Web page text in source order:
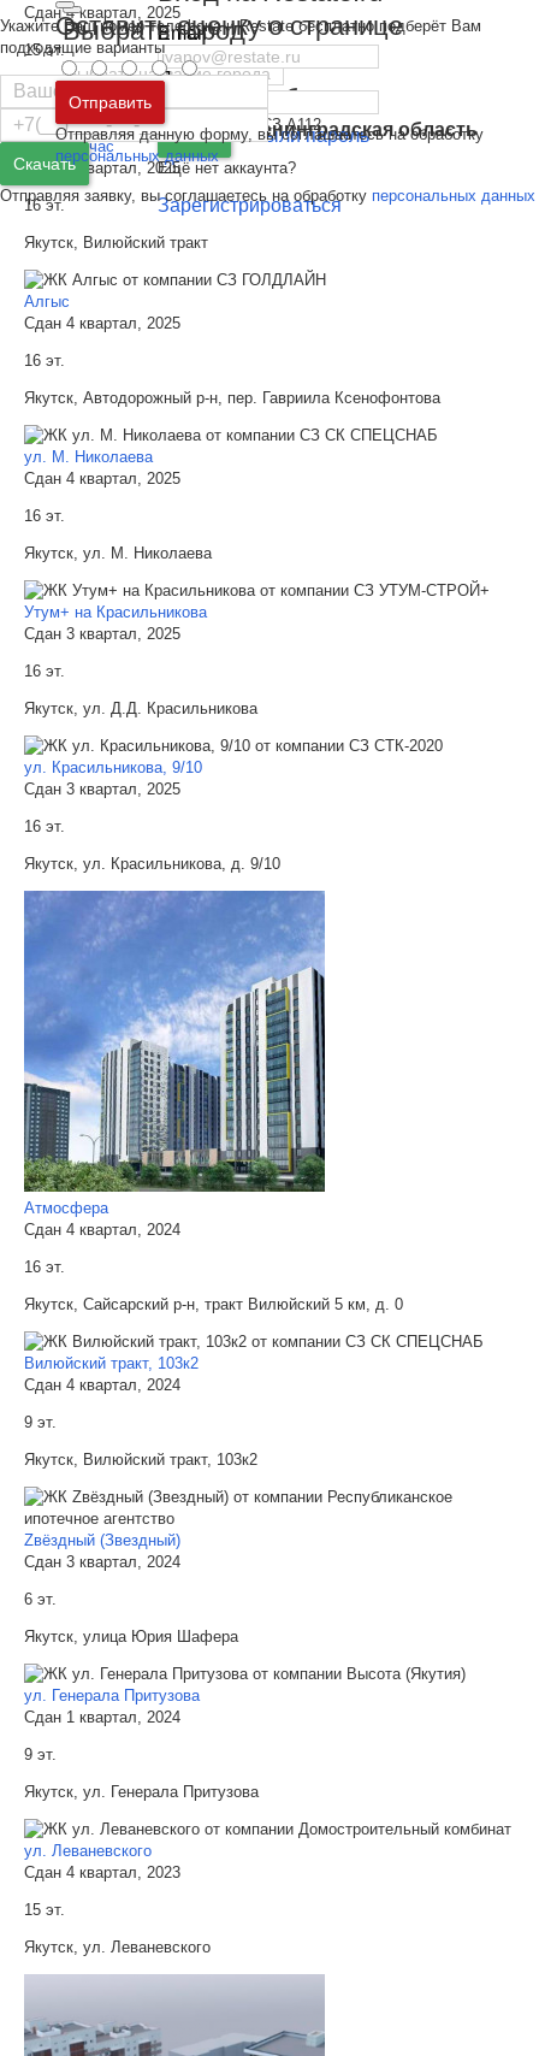
Выбрать город
Москва и
Московская область
Санкт-Петербург иЛенинградская область
Email
Пароль
Войти Забыли пароль
Ещё нет аккаунта?
Зарегистрироваться
Укажите Ваш номер телефона и Restate бесплатно подберёт Вам
подходящие варианты
Скачать
Отправляя заявку, вы соглашаетесь на обработку персональных данных
Сдан 4 квартал, 2025
15 эт.
Якутск, ул. Генерала Притузова
Золотой час
Сдан 4 квартал, 2025
16 эт.
Якутск, Вилюйский тракт
Алгыс
Сдан 4 квартал, 2025
16 эт.
Якутск, Автодорожный р-н, пер. Гавриила Ксенофонтова
ул. М. Николаева
Сдан 4 квартал, 2025
16 эт.
Якутск, ул. М. Николаева
Утум+ на Красильникова
Сдан 3 квартал, 2025
16 эт.
Якутск, ул. Д.Д. Красильникова
ул. Красильникова, 9/10
Сдан 3 квартал, 2025
16 эт.
Якутск, ул. Красильникова, д. 9/10
Атмосфера
Сдан 4 квартал, 2024
16 эт.
Якутск, Сайсарский р-н, тракт Вилюйский 5 км, д. 0
Вилюйский тракт, 103к2
Сдан 4 квартал, 2024
9 эт.
Якутск, Вилюйский тракт, 103к2
Zвёздный (Звездный)
Сдан 3 квартал, 2024
6 эт.
Якутск, улица Юрия Шафера
ул. Генерала Притузова
Сдан 1 квартал, 2024
9 эт.
Якутск, ул. Генерала Притузова
ул. Леваневского
Сдан 4 квартал, 2023
15 эт.
Якутск, ул. Леваневского
Оставить оценку о странице
Отправить
Отправляя данную форму, вы соглашаетесь на обработку
персональных данных